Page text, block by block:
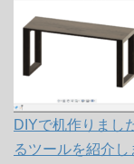
DIYで机作りまし
るツールを紹介